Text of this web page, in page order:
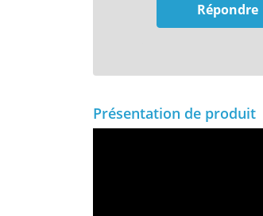
Répondre
Présentation de produit